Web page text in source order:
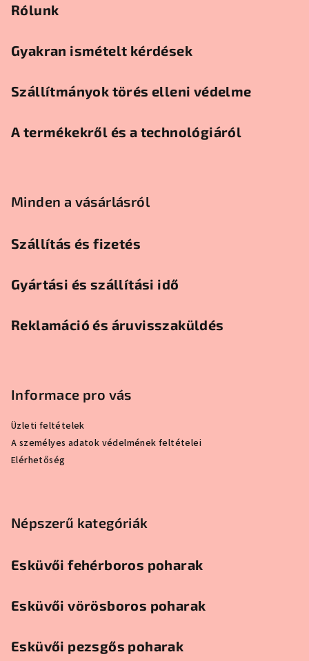
Rólunk
Gyakran ismételt kérdések
Szállítmányok törés elleni védelme
A termékekről és a technológiáról
Minden a vásárlásról
Szállítás és fizetés
Gyártási és szállítási idő
Reklamáció és áruvisszaküldés
Informace pro vás
Üzleti feltételek
A személyes adatok védelmének feltételei
Elérhetőség
Népszerű kategóriák
Esküvői fehérboros poharak
Esküvői vörösboros poharak
Esküvői pezsgős poharak